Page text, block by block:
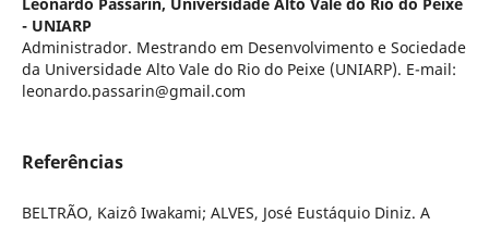
- UNIARP
Administrador. Mestrando em Desenvolvimento e Sociedade
da Universidade Alto Vale do Rio do Peixe (UNIARP). E-mail:
leonardo.passarin@gmail.com
Referências
BELTRÃO, Kaizô Iwakami; ALVES, José Eustáquio Diniz. A